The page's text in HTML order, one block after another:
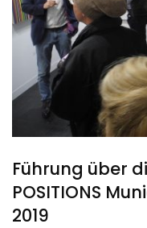
Führung über
POSITIONS
2019